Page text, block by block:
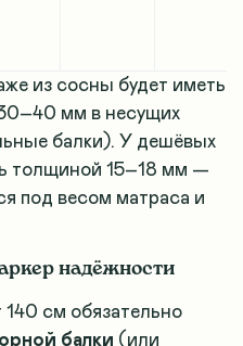
из сосны будет иметь
мм в несущих
балки). У дешёвых
толщиной 15–18 мм —
под весом матраса и
надёжности
см обязательно
балки (или